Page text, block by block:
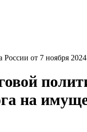
от 7 ноября
на